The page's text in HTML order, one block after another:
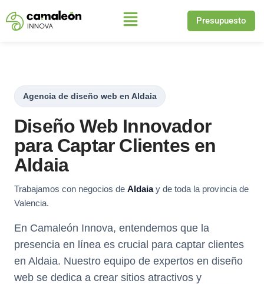
Saltar
Presupuesto
Agencia de diseño web en Aldaia
Diseño Web Innovador
para Captar Clientes en
Aldaia
Trabajamos con negocios de Aldaiay de toda la provincia de
Valencia.
En Camaleón Innova, entendemos que la
presencia en línea es crucial para captar clientes
en Aldaia. Nuestro equipo de expertos en diseño
web se dedica a crear sitios atractivos y